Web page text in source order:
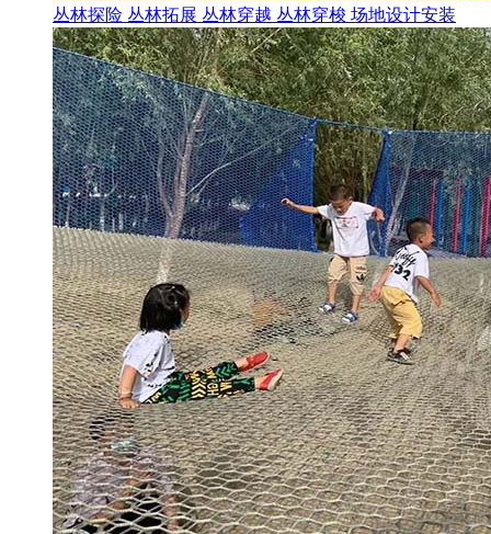
丛林探险 丛林拓展 丛林穿越 丛林穿梭 场地设计安装